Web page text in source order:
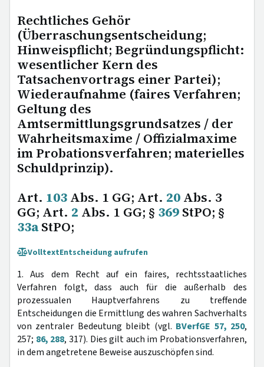
Rechtliches Gehör
(Überraschungsentscheidung;
Hinweispflicht; Begründungspflicht:
wesentlicher Kern des
Tatsachenvortrags einer Partei);
Wiederaufnahme (faires Verfahren;
Geltung des
Amtsermittlungsgrundsatzes / der
Wahrheitsmaxime / Offizialmaxime
im Probationsverfahren; materielles
Schuldprinzip).
Art. 103 Abs. 1 GG; Art. 20 Abs. 3
GG; Art. 2 Abs. 1 GG; § 369 StPO; §
33aStPO;
VolltextEntscheidung aufrufen
1. Aus dem Recht auf ein faires, rechtsstaatliches
Verfahren folgt, dass auch für die außerhalb des
prozessualen Hauptverfahrens zu treffende
Entscheidungen die Ermittlung des wahren Sachverhalts
von zentraler Bedeutung bleibt (vgl. BVerfGE 57, 250,
257; 86, 288, 317). Dies gilt auch im Probationsverfahren,
in dem angetretene Beweise auszuschöpfen sind.